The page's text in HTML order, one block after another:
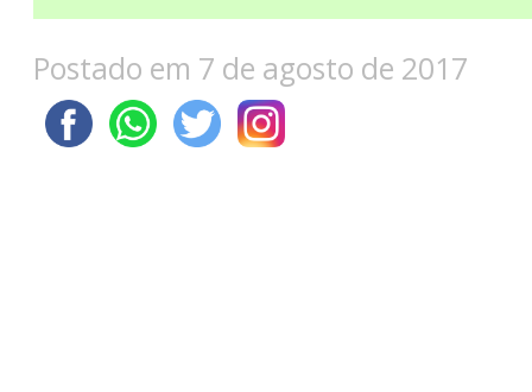
Postado em 7 de agosto de 2017